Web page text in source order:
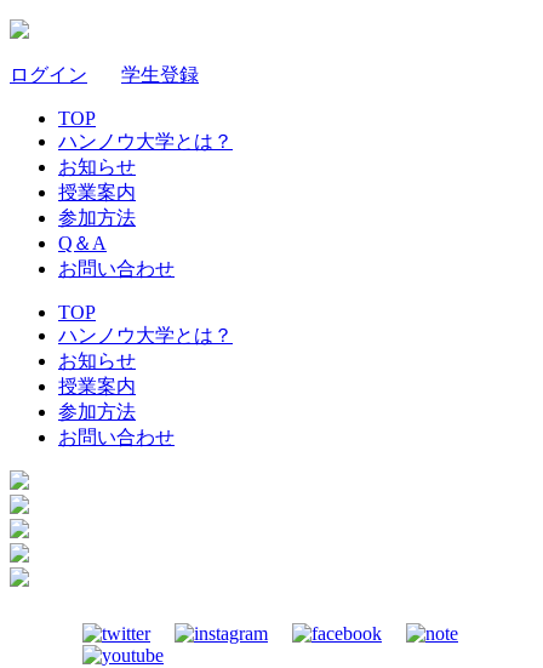
ログイン 学生登録
TOP
ハンノウ大学とは？
お知らせ
授業案内
参加方法
Q＆A
お問い合わせ
TOP
ハンノウ大学とは？
お知らせ
授業案内
参加方法
お問い合わせ